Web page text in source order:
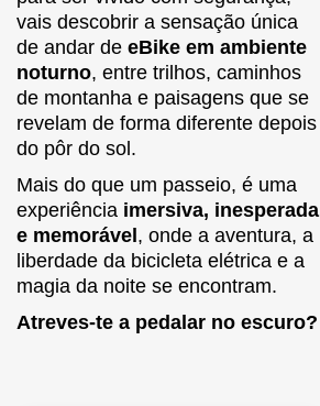
vais descobrir a sensação única
de andar de eBike em ambiente
noturno, entre trilhos, caminhos
de montanha e paisagens que se
revelam de forma diferente depois
do pôr do sol.
Mais do que um passeio, é uma
experiência imersiva, inesperada
e memorável , onde a aventura, a
liberdade da bicicleta elétrica e a
magia da noite se encontram.
Atreves-te a pedalar no escuro?